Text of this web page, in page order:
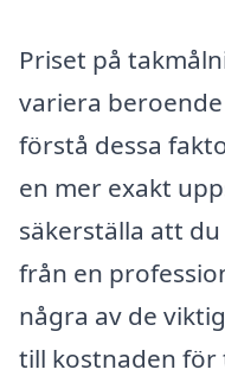
Priset på
variera
förstå dessa
en mer exakt
säkerställa att
från en
några av de
till kostnaden för